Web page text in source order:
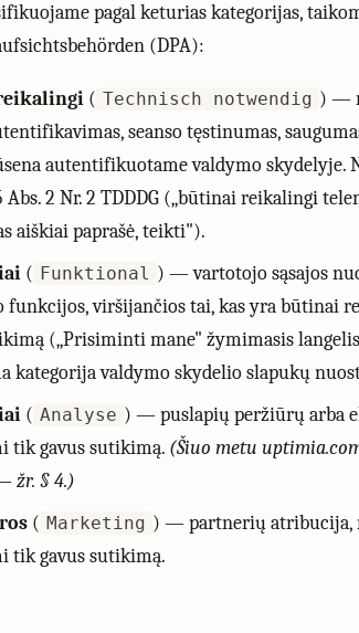
pagal keturias kategorijas,
(DPA):
( Technisch notwendig ) —
seanso tęstinumas,
autentifikuotame valdymo skydelyje.
Abs. 2 Nr. 2 TDDDG („būtinai reikalingi
aiškiai paprašė, teikti").
( Funktional ) — vartotojo sąsajos
funkcijos, viršijančios tai, kas yra būtinai
(„Prisiminti mane" žymimasis
kategorija valdymo skydelio slapukų
( Analyse ) — puslapių peržiūrų arba
tik gavus sutikimą. (Šiuo metu
žr. § 4.)
( Marketing ) — partnerių atribucija,
tik gavus sutikimą.